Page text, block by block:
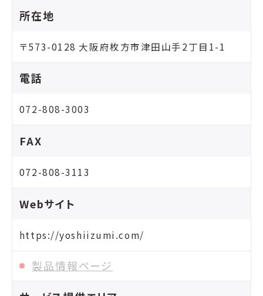
所在地
〒573-0128 大阪府枚方市津田山手2丁目1-1
電話
072-808-3003
FAX
072-808-3113
Webサイト
https://yoshiizumi.com/
製品情報ページ